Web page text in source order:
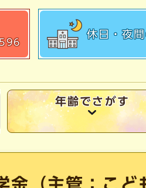
休日・夜
年齢でさがす
金（主管：こど